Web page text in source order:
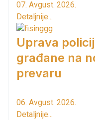
07. Avgust. 2026.
Detaljnije...
Uprava
građane na
prevaru
06. Avgust. 2026.
Detaljnije...